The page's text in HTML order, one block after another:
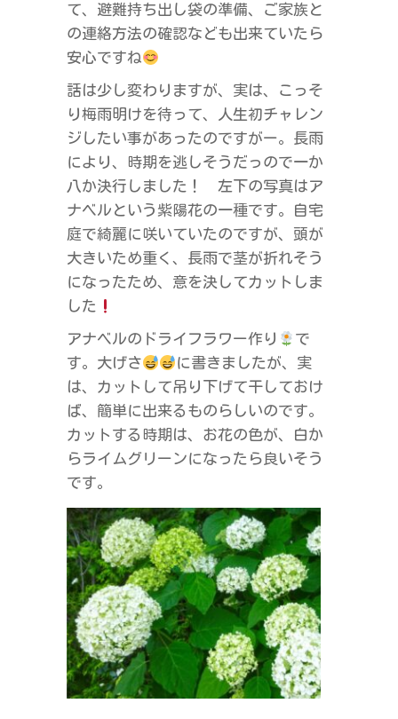
て、避難持ち出し袋の準備、ご家族と
の連絡方法の確認なども出来ていたら
安心ですね
話は少し変わりますが、実は、こっそ
り梅雨明けを待って、人生初チャレン
ジしたい事があったのですがー。長雨
により、時期を逃しそうだっので一か
八か決行しました！ 左下の写真はア
ナベルという紫陽花の一種です。自宅
庭で綺麗に咲いていたのですが、頭が
大きいため重く、長雨で茎が折れそう
になったため、意を決してカットしま
した
アナベルのドライフラワー作り
で
す。大げさ
に書きましたが、実
は、カットして吊り下げて干しておけ
ば、簡単に出来るものらしいのです。
カットする時期は、お花の色が、白か
らライムグリーンになったら良いそう
です。